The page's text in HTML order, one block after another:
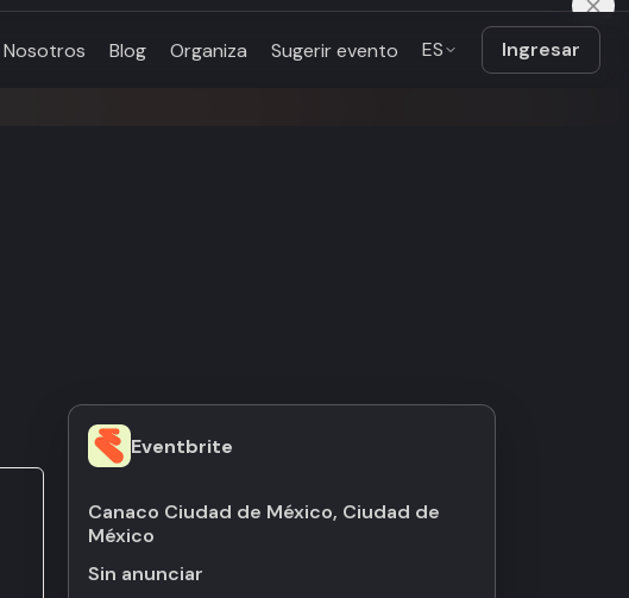
Nosotros Blog Organiza Sugerir evento ES Ingresar
Eventbrite
Canaco Ciudad de México, Ciudad de
México
Sin anunciar